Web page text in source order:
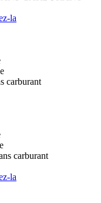
la
carburant
carburant
la